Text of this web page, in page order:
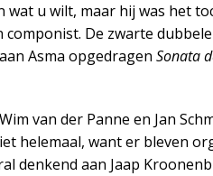
wat u wilt, maar hij was het
componist. De zwarte
Asma opgedragen Sonata
van der Panne en Jan
helemaal, want er bleven
denkend aan Jaap